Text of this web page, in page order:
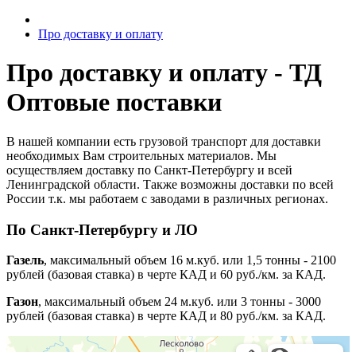
Про доставку и оплату
Про доставку и оплату - ТД
Оптовые поставки
В нашей компании есть грузовой транспорт для доставки
необходимых Вам строительных материалов. Мы
осуществляем доставку по Санкт-Петербургу и всей
Ленинградской области. Также возможны доставки по всей
России т.к. мы работаем с заводами в различных регионах.
По Санкт-Петербургу и ЛО
Газель, максимальный объем 16 м.куб. или 1,5 тонны - 2100
рублей (базовая ставка) в черте КАД и 60 руб./км. за КАД.
Газон, максимальный объем 24 м.куб. или 3 тонны - 3000
рублей (базовая ставка) в черте КАД и 80 руб./км. за КАД.